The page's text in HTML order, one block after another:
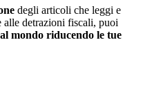
degli articoli che leggi e
alle detrazioni fiscali, puoi
mondo riducendo le tue